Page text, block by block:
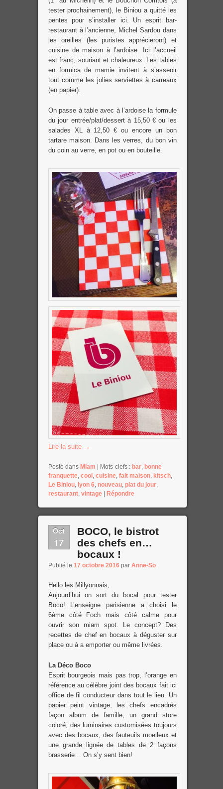
tester prochainement), le Biniou a quitté les
pentes pour s’installer ici. Un esprit bar-
restaurant à l’ancienne, Michel Sardou dans
les oreilles (les puristes apprécieront) et
cuisine de maison à l’ardoise. Ici l’accueil
est franc, souriant et chaleureux. Les tables
en formica de mamie invitent à s’asseoir
tout comme les jolies serviettes à carreaux
(en papier).
On passe à table avec à l’ardoise la formule
du jour entrée/plat/dessert à 15,50 € ou les
salades XL à 12,50 € ou encore un bon
tartare maison. Dans les verres, du bon vin
du coin au verre, en pot ou en bouteille.
Lire la suite →
Posté dans Miam | Mots-clefs : bar, bonne
franquette, cool, cuisine, fait maison, kitsch,
Le Biniou, lyon 6, nouveau, plat du jour,
restaurant, vintage | Répondre
Oct
17
BOCO, le bistrot
des chefs en…
bocaux !
Publié le 17 octobre 2016 par Anne-So
Hello les Millyonnais,
Aujourd’hui on sort du bocal pour tester
Boco! L’enseigne parisienne a choisi le
6ème côté Foch mais côté calme pour
ouvrir son miam spot. Le concept? Des
recettes de chef en bocaux à déguster sur
place ou à a emporter ou même livrées.
La Déco Boco
Esprit bourgeois mais pas trop, l’orange en
référence au célèbre joint des bocaux fait ici
office de fil conducteur dans tout le lieu. Un
papier peint vintage, les chefs encadrés
façon album de famille, un grand store
coloré, des luminaires customisées toujours
avec des bocaux, des fauteuils moelleux et
une grande lignée de tables de 2 façons
brasserie… On s’y sent bien!